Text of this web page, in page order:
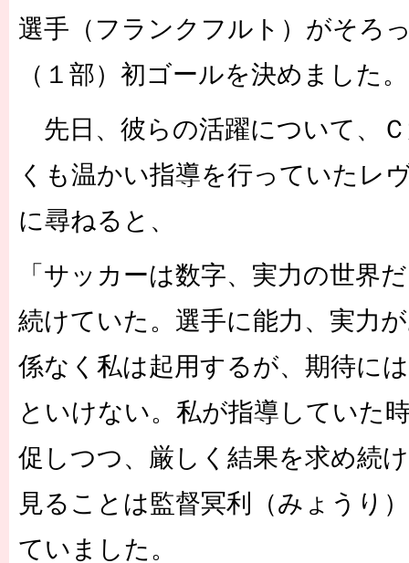
選手（フランクフルト）がそろ
（１部）初ゴールを決めました。
先日、彼らの活躍について、
くも温かい指導を行っていたレ
に尋ねると、
「サッカーは数字、実力の世界
続けていた。選手に能力、実力
係なく私は起用するが、期待に
といけない。私が指導していた
促しつつ、厳しく結果を求め続
見ることは監督冥利（みょうり
ていました。